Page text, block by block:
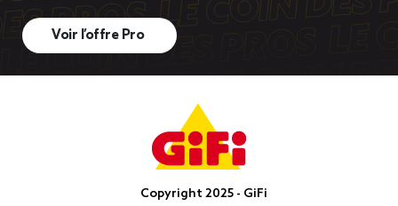
Voir l’offre Pro
Copyright 2025 - GiFi